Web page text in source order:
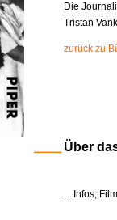
Die
Tristan
zurück zu
Über
... Infos,